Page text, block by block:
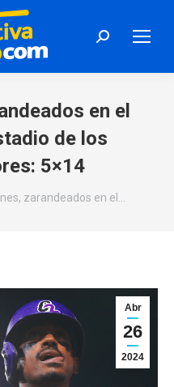
Search:
en el
de los
5×14
zarandeados en el…
Abr
26
2024